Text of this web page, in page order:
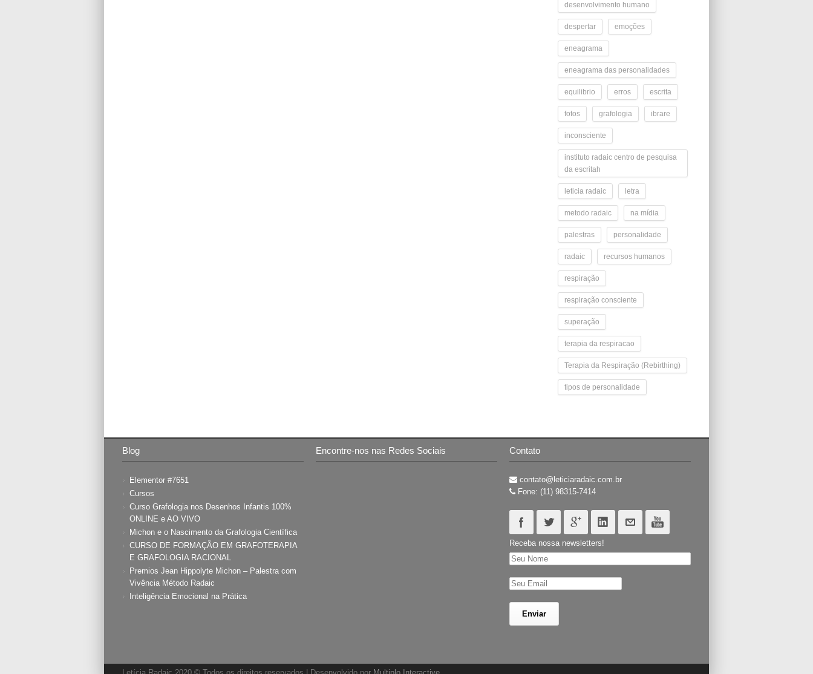
desenvolvimento humano
despertar emoções
eneagrama
eneagrama das personalidades
equilibrio erros escrita
fotos grafologia ibrare
inconsciente
instituto radaic centro de pesquisa
da escritah
leticia radaic letra
metodo radaic na mídia
palestras personalidade
radaic recursos humanos
respiração
respiração consciente
superação
terapia da respiracao
Terapia da Respiração (Rebirthing)
tipos de personalidade
Blog
Elementor #7651
Cursos
Curso Grafologia nos Desenhos Infantis 100%
ONLINE e AO VIVO
Michon e o Nascimento da Grafologia Científica
CURSO DE FORMAÇÃO EM GRAFOTERAPIA
E GRAFOLOGIA RACIONAL
Premios Jean Hippolyte Michon – Palestra com
Vivência Método Radaic
Inteligência Emocional na Prática
Encontre-nos nas Redes Sociais Contato
contato@leticiaradaic.com.br
Fone: (11) 98315-7414
Receba nossa newsletters!